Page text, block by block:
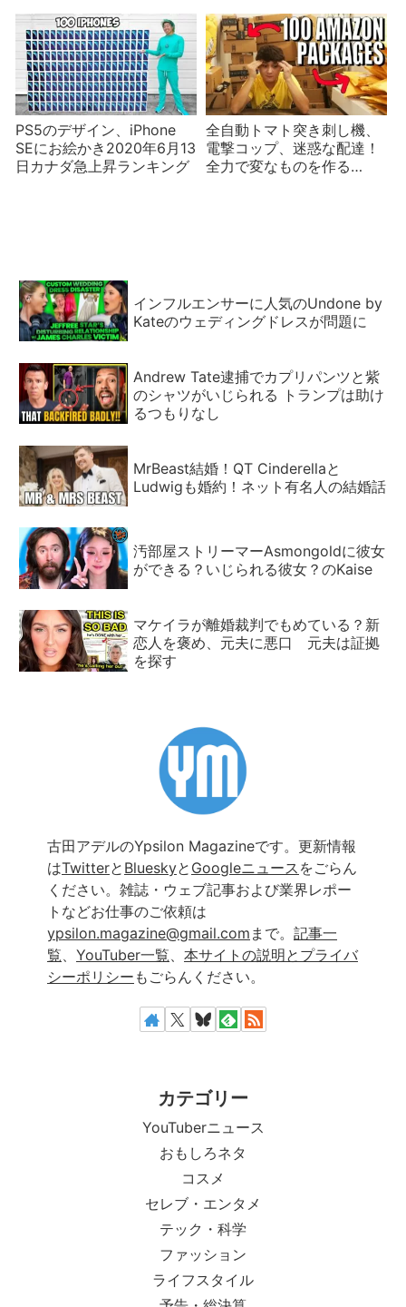
PS5のデザイン、iPhone
SEにお絵かき2020年6月13
日カナダ急上昇ランキング
全自動トマト突き刺し機、
電撃コップ、迷惑な配達！
全力で変なものを作る
インフルエンサーに人気のUndone by
Kateのウェディングドレスが問題に
Andrew Tate逮捕でカプリパンツと紫
のシャツがいじられる トランプは助け
るつもりなし
MrBeast結婚！QT Cinderellaと
Ludwigも婚約！ネット有名人の結婚話
汚部屋ストリーマーAsmongoldに彼女
ができる？いじられる彼女？のKaise
マケイラが離婚裁判でもめている？新
恋人を褒め、元夫に悪口 元夫は証拠
を探す
古田アデルのYpsilon Magazineです。更新情報
はTwitterと Blueskyと Googleニュース をごらん
ください。雑誌・ウェブ記事および業界レポー
トなどお仕事のご依頼は
ypsilon.magazine@gmail.com まで。 記事一
覧、 YouTuber一覧、 本サイトの説明とプライバ
シーポリシー もごらんください。
カテゴリー
YouTuberニュース
おもしろネタ
コスメ
セレブ・エンタメ
テック・科学
ファッション
ライフスタイル